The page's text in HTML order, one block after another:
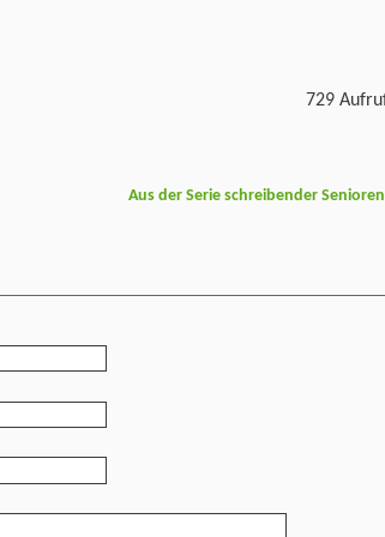
729
Aus der Serie schreibender Senioren